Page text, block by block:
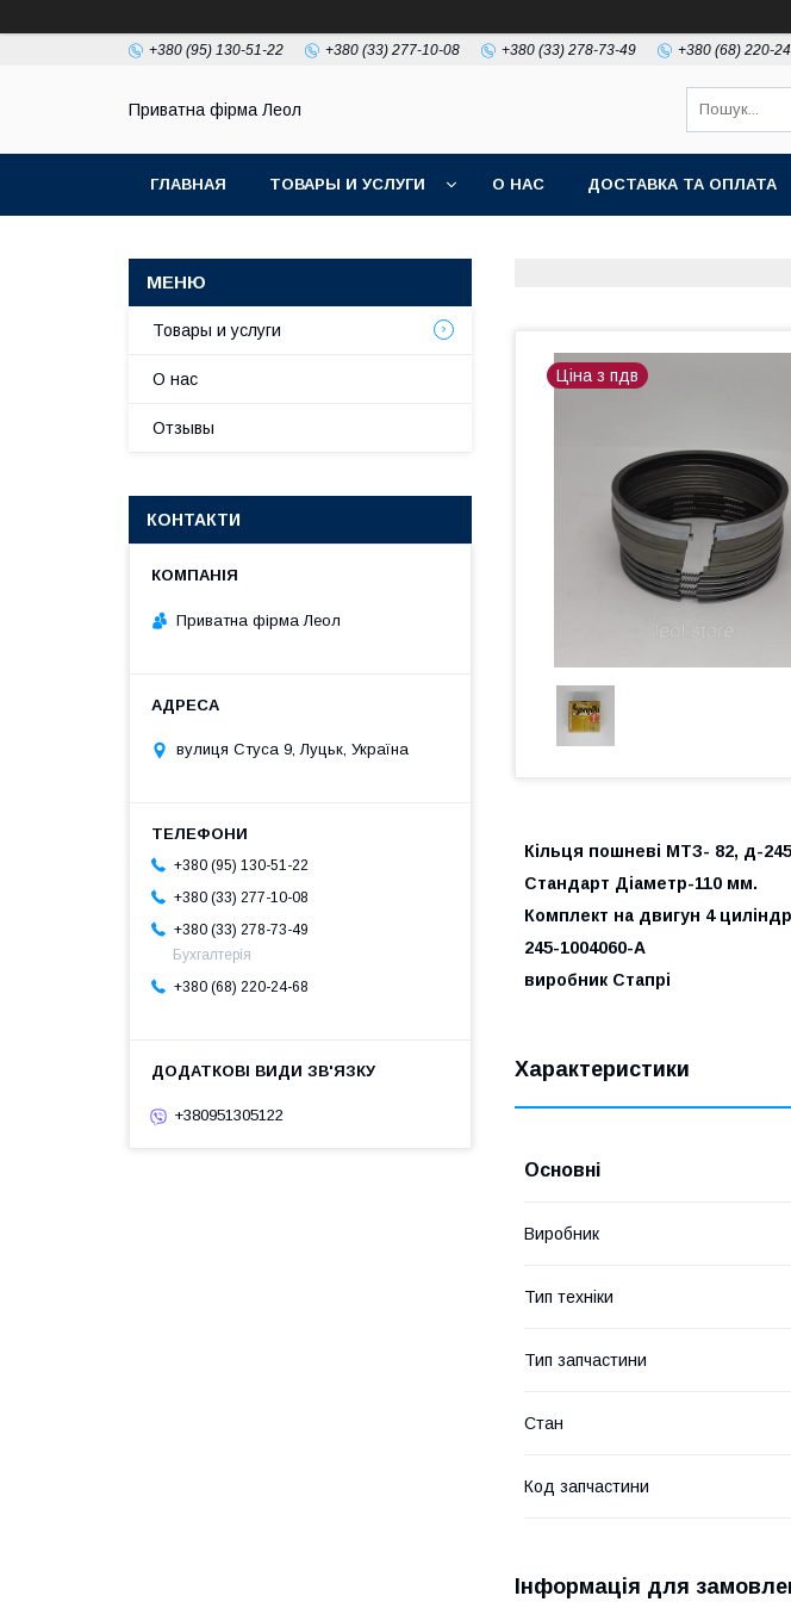
+380 (95) 130-51-22 +380 (33) 277-10-08 +380 (33) 278-73-49 +380 (68) 220-
Приватна фірма Леол
ГЛАВНАЯ ТОВАРЫ И УСЛУГИ О НАС ДОСТАВКА ТА ОПЛАТА
Ціна з пдв
Кільця пошневі МТЗ- 82, д-245
Стандарт Діаметр-110 мм.
Комплект на двигун 4
245-1004060-А
виробник Стапрі
Характеристики
Основні
Виробник
Тип техніки
Тип запчастини
Стан
Код запчастини
Інформація для
Товары и услуги
О нас
Отзывы
КОНТАКТИ
Приватна фірма Леол
вулиця Стуса 9, Луцьк, Україна
+380 (95) 130-51-22
+380 (33) 277-10-08
+380 (33) 278-73-49
Бухгалтерія
+380 (68) 220-24-68
+380951305122